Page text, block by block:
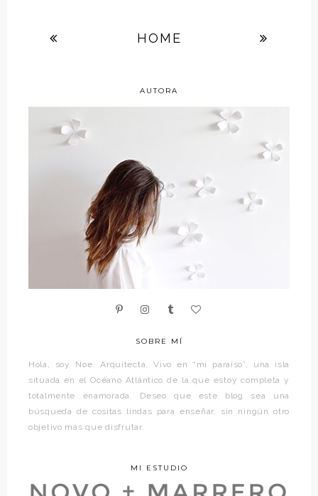
HOME
AUTORA
SOBRE MÍ
Hola, soy Noe. Arquitecta. Vivo en “mi paraíso”, una isla
situada en el Océano Atlántico de la que estoy completa y
totalmente enamorada. Deseo que este blog sea una
búsqueda de cositas lindas para enseñar, sin ningún otro
objetivo más que disfrutar.
MI ESTUDIO